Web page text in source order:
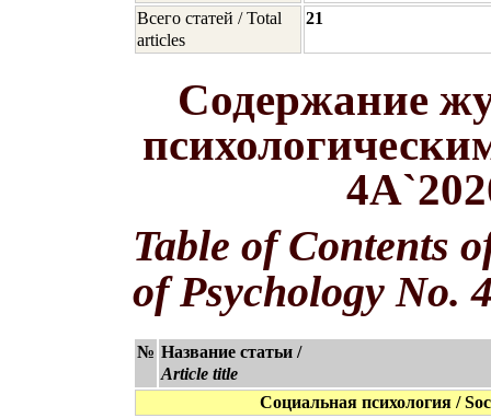
Всего статей / Total
articles
21
Содержание
Table of Contents
of Psychology No.
№ Название статьи /
Article title
Социальная психология /